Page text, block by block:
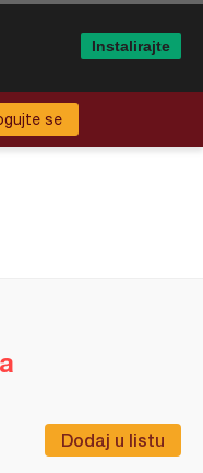
se
Dodaj u listu
Instalirajte